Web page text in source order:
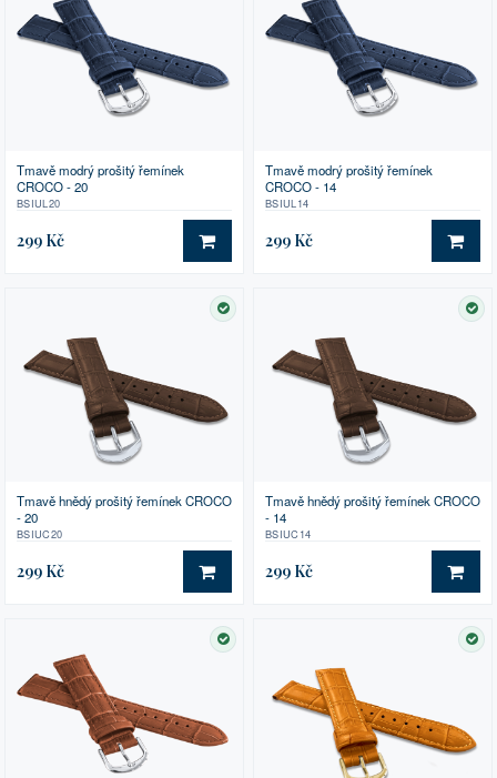
Tmavě modrý prošitý řemínek
CROCO - 20
BSIUL20
299 Kč DO KOŠÍKU
Tmavě modrý prošitý řemínek
CROCO - 14
BSIUL14
299 Kč DO
SKLADEM
Tmavě hnědý prošitý řemínek CROCO
- 20
BSIUC20
299 Kč DO KOŠÍKU
Tmavě hnědý prošitý řemínek CROCO
- 14
BSIUC14
299 Kč DO
SKLADEM